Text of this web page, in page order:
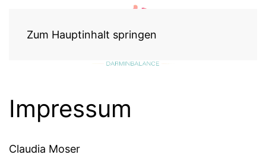
Zum Hauptinhalt springen
Impressum
Claudia Moser